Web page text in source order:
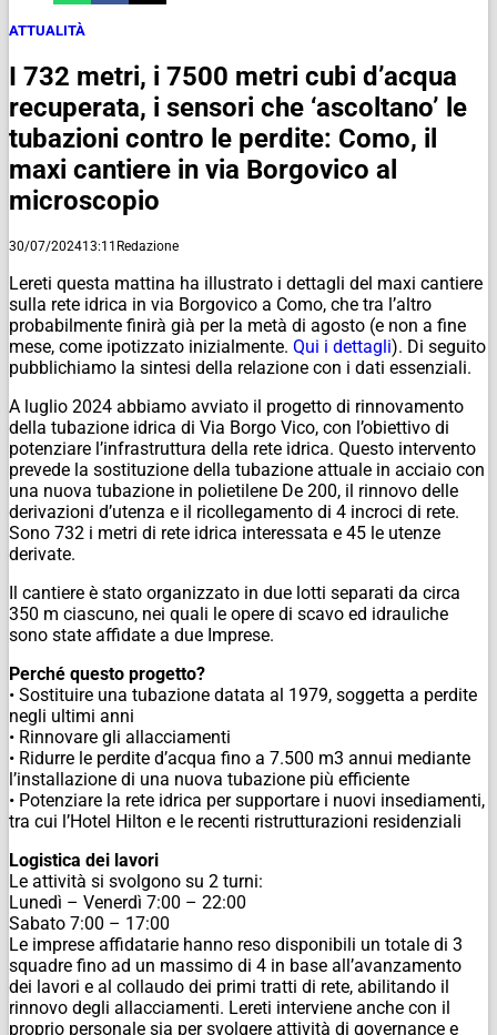
ATTUALITÀ
I 732 metri, i 7500 metri cubi d’acqua
recuperata, i sensori che ‘ascoltano’ le
tubazioni contro le perdite: Como, il
maxi cantiere in via Borgovico al
microscopio
30/07/202413:11 Redazione
Lereti questa mattina ha illustrato i dettagli del maxi cantiere
sulla rete idrica in via Borgovico a Como, che tra l’altro
probabilmente finirà già per la metà di agosto (e non a fine
mese, come ipotizzato inizialmente. Qui i dettagli). Di seguito
pubblichiamo la sintesi della relazione con i dati essenziali.
A luglio 2024 abbiamo avviato il progetto di rinnovamento
della tubazione idrica di Via Borgo Vico, con l’obiettivo di
potenziare l’infrastruttura della rete idrica. Questo intervento
prevede la sostituzione della tubazione attuale in acciaio con
una nuova tubazione in polietilene De 200, il rinnovo delle
derivazioni d’utenza e il ricollegamento di 4 incroci di rete.
Sono 732 i metri di rete idrica interessata e 45 le utenze
derivate.
Il cantiere è stato organizzato in due lotti separati da circa
350 m ciascuno, nei quali le opere di scavo ed idrauliche
sono state affidate a due Imprese.
Perché questo progetto?
• Sostituire una tubazione datata al 1979, soggetta a perdite
negli ultimi anni
• Rinnovare gli allacciamenti
• Ridurre le perdite d’acqua fino a 7.500 m3 annui mediante
l’installazione di una nuova tubazione più efficiente
• Potenziare la rete idrica per supportare i nuovi insediamenti,
tra cui l’Hotel Hilton e le recenti ristrutturazioni residenziali
Logistica dei lavori
Le attività si svolgono su 2 turni:
Lunedì – Venerdì 7:00 – 22:00
Sabato 7:00 – 17:00
Le imprese affidatarie hanno reso disponibili un totale di 3
squadre fino ad un massimo di 4 in base all’avanzamento
dei lavori e al collaudo dei primi tratti di rete, abilitando il
rinnovo degli allacciamenti. Lereti interviene anche con il
proprio personale sia per svolgere attività di governance e